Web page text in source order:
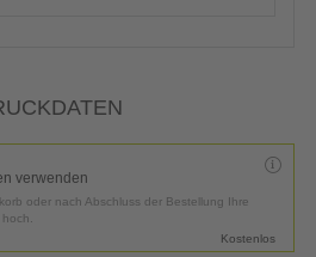
verwenden
oder nach Abschluss der Bestellung Ihre
Kostenlos